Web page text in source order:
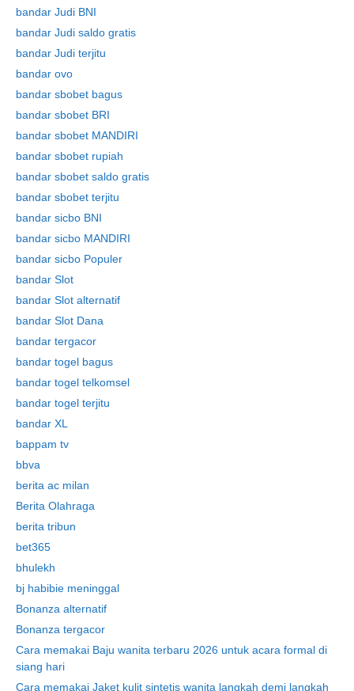
bandar Judi BNI
bandar Judi saldo gratis
bandar Judi terjitu
bandar ovo
bandar sbobet bagus
bandar sbobet BRI
bandar sbobet MANDIRI
bandar sbobet rupiah
bandar sbobet saldo gratis
bandar sbobet terjitu
bandar sicbo BNI
bandar sicbo MANDIRI
bandar sicbo Populer
bandar Slot
bandar Slot alternatif
bandar Slot Dana
bandar tergacor
bandar togel bagus
bandar togel telkomsel
bandar togel terjitu
bandar XL
bappam tv
bbva
berita ac milan
Berita Olahraga
berita tribun
bet365
bhulekh
bj habibie meninggal
Bonanza alternatif
Bonanza tergacor
Cara memakai Baju wanita terbaru 2026 untuk acara formal di
siang hari
Cara memakai Jaket kulit sintetis wanita langkah demi langkah